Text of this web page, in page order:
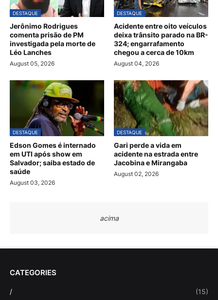
DESTAQUE
Jerônimo Rodrigues
comenta prisão de PM
investigada pela morte de
Léo Lanches
August 05, 2026
DESTAQUE
Acidente entre oito veículos
deixa trânsito parado na BR-
324; engarrafamento
chegou a cerca de 10km
August 04, 2026
DESTAQUE
Edson Gomes é internado
em UTI após show em
Salvador; saiba estado de
saúde
August 03, 2026
DESTAQUE
Gari perde a vida em
acidente na estrada entre
Jacobina e Mirangaba
August 02, 2026
acima
CATEGORIES
/ (15)